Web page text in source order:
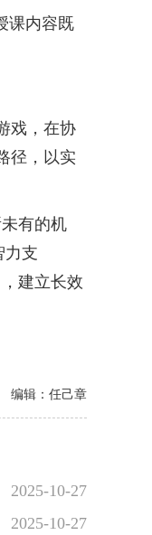
课内容既
戏，在协
径，以实
有的机
力支
建立长效
编辑：任己章
2025-10-27
2025-10-27